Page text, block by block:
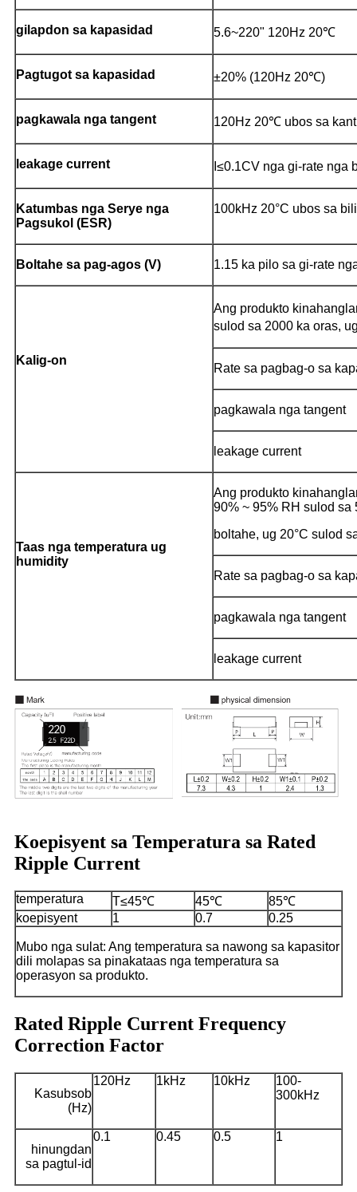
gilapdon sa kapasidad 5.6~220" 120Hz 20℃
Pagtugot sa kapasidad ±20% (120Hz 20℃)
pagkawala nga tangent 120Hz 20℃ ubos sa
leakage current I≤0.1CV nga gi-rate
Katumbas nga Serye nga
Pagsukol (ESR)
100kHz 20°C ubos sa
Boltahe sa pag-agos (V) 1.15 ka pilo sa gi-rate
Kalig-on
Ang produkto
sulod sa 2000 ka oras,
Rate sa pagbag-o sa
pagkawala nga tangent
leakage current
Taas nga temperatura ug
humidity
Ang produkto
90% ~ 95% RH sulod sa
boltahe, ug 20°C sulod
Rate sa pagbag-o sa
pagkawala nga tangent
leakage current
Koepisyent sa Temperatura sa Rated
Ripple Current
temperatura T≤45℃ 45℃
85℃
koepisyent
1 0.7 0.25
Mubo nga sulat: Ang temperatura sa nawong sa kapasitor
dili molapas sa pinakataas nga temperatura sa
operasyon sa produkto.
Rated Ripple Current Frequency
Correction Factor
Kasubsob
(Hz)
120Hz 1kHz 10kHz
100-
300kHz
hinungdan
sa pagtul-id
0.1 0.45 0.5 1